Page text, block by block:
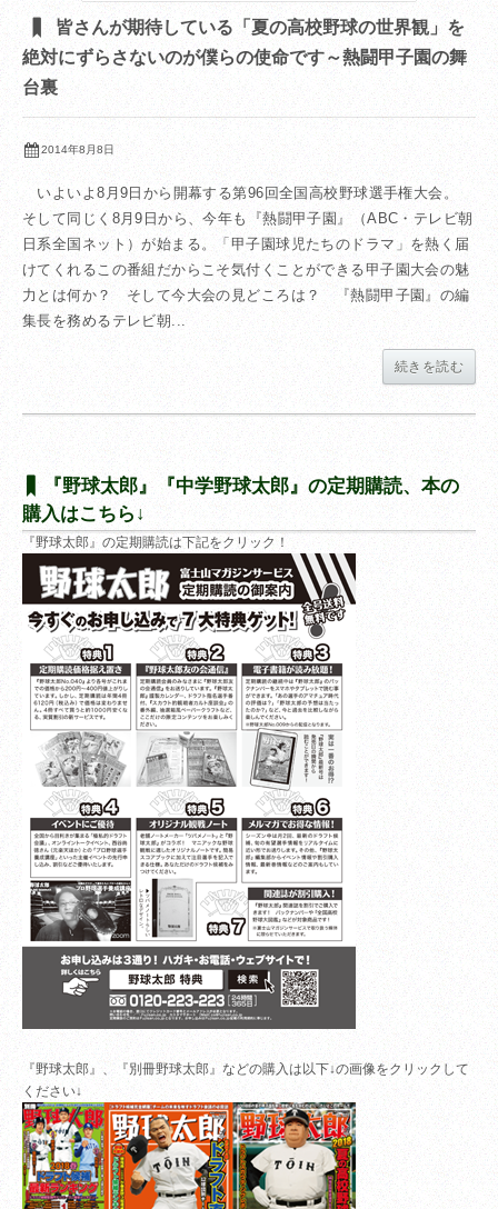
皆さんが期待している「夏の高校野球の世界観」を
絶対にずらさないのが僕らの使命です～熱闘甲子園の舞
台裏
2014年8月8日
いよいよ8月9日から開幕する第96回全国高校野球選手権大会。
そして同じく8月9日から、今年も『熱闘甲子園』（ABC・テレビ朝
日系全国ネット）が始まる。「甲子園球児たちのドラマ」を熱く届
けてくれるこの番組だからこそ気付くことができる甲子園大会の魅
力とは何か？ そして今大会の見どころは？ 『熱闘甲子園』の編
集長を務めるテレビ朝...
続きを読む
『野球太郎』『中学野球太郎』の定期購読、本の
購入はこちら↓
『野球太郎』の定期購読は下記をクリック！
『野球太郎』、『別冊野球太郎』などの購入は以下↓の画像をクリックして
ください↓